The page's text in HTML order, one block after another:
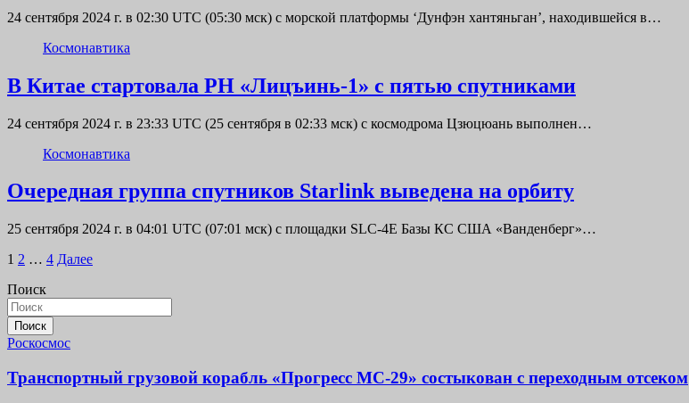
24 сентября 2024 г. в 02:30 UTC (05:30 мск) с морской платформы ‘Дунфэн хантяньган’, находившейся в…
Космонавтика
В Китае стартовала РН «Лицъинь-1» с пятью спутниками
24 сентября 2024 г. в 23:33 UTC (25 сентября в 02:33 мск) с космодрома Цзюцюань выполнен…
Космонавтика
Очередная группа спутников Starlink выведена на орбиту
25 сентября 2024 г. в 04:01 UTC (07:01 мск) с площадки SLC-4E Базы КС США «Ванденберг»…
Пагинация
записей
1 2 … 4 Далее
Поиск
Поиск
Роскосмос
Транспортный грузовой корабль «Прогресс МС-29» состыкован с переходным отсеком